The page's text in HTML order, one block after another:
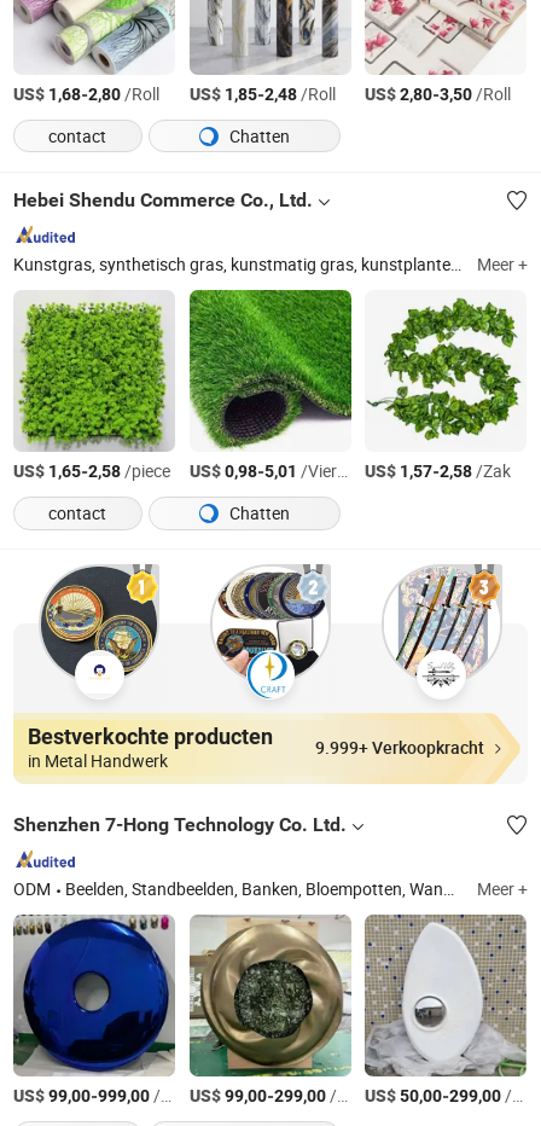
US$ 1,68-2,80/Roll US$ 1,85-2,48/Roll US$2,80-3,50/Roll
contact
Chatten
Hebei Shendu Commerce Co., Ltd.
Kunstgras, synthetisch gras, kunstmatig gras, kunstplanten, kunstmatige gazons, kunstgras gazon, gras tapijt, landschap kunstgras, voetbal kunstgras, golfgras Meer +
US$ 1,65-2,58/piece US$0,98-5,01 /Vierkante Meter US$ 1,57-2,58/Zak
contact
Chatten
Bestverkochte producten
in Metal Handwerk
9.999+ Verkoopkracht
Shenzhen 7-Hong Technology Co. Ltd.
ODM Beelden, Standbeelden, Banken, Bloempotten, Wanddecoraties, Huishouddecoraties Meer +
US$99,00-999,00/Stuk US$99,00-299,00/Stuk US$50,00-299,00/Stuk